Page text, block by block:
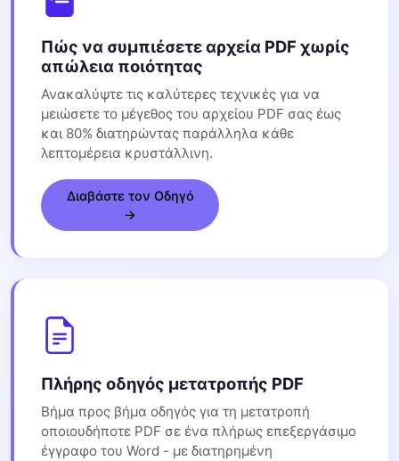
Πώς να συμπιέσετε αρχεία PDF χωρίς
απώλεια ποιότητας
Ανακαλύψτε τις καλύτερες τεχνικές για να
μειώσετε το μέγεθος του αρχείου PDF σας έως
και 80% διατηρώντας παράλληλα κάθε
λεπτομέρεια κρυστάλλινη.
Διαβάστε τον Οδηγό
→
Πλήρης οδηγός μετατροπής PDF
Βήμα προς βήμα οδηγός για τη μετατροπή
οποιουδήποτε PDF σε ένα πλήρως επεξεργάσιμο
έγγραφο του Word - με διατηρημένη